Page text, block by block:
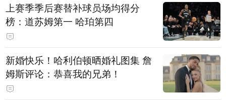
上赛季季后赛替补球员场均得分
榜：道苏姆第一 哈珀第四
新婚快乐！哈利伯顿晒婚礼图集 詹
姆斯评论：恭喜我的兄弟！